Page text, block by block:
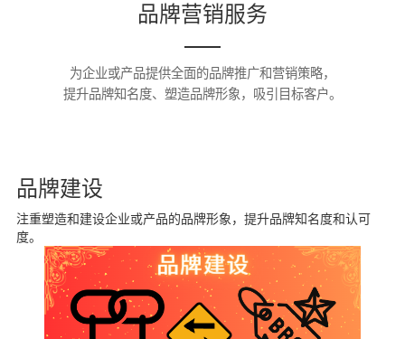
品牌营销服务
为企业或产品提供全面的品牌推广和营销策略，
提升品牌知名度、塑造品牌形象，吸引目标客户。
品牌建设
注重塑造和建设企业或产品的品牌形象，提升品牌知名度和认可
度。